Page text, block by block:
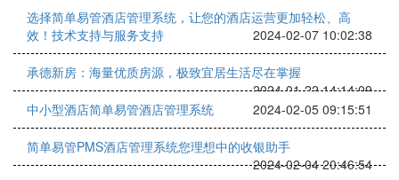
选择简单易管酒店管理系统，让您的酒店运营更加轻松、高
效！技术支持与服务支持
2024-02-07 10:02:38
承德新房：海量优质房源，极致宜居生活尽在掌握
2024-01-22 14:14:09
中小型酒店简单易管酒店管理系统
2024-02-05 09:15:51
简单易管PMS酒店管理系统您理想中的收银助手
2024-02-04 20:46:54